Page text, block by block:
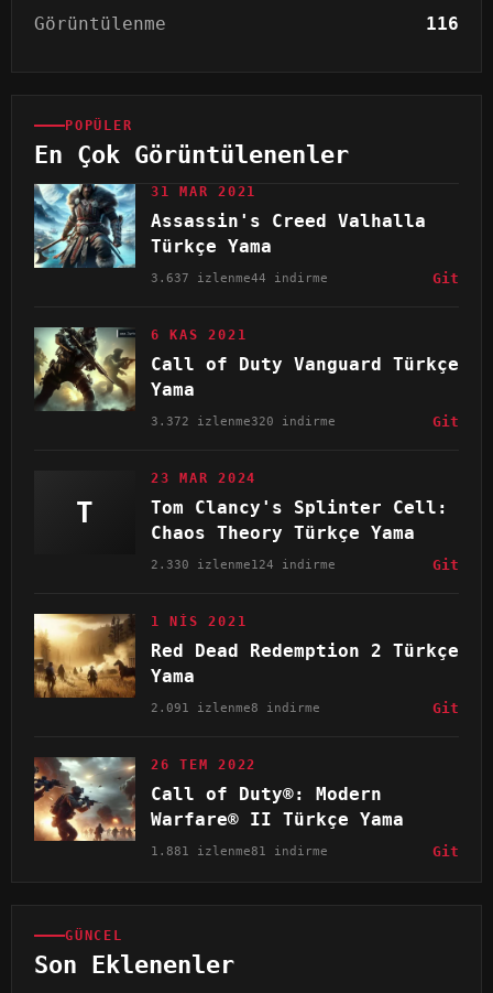
Görüntülenme 116
POPÜLER
En Çok Görüntülenenler
31 MAR 2021
Assassin's Creed Valhalla
Türkçe Yama
3.637 izlenme44 indirme Git
6 KAS 2021
Call of Duty Vanguard Türkçe
Yama
3.372 izlenme320 indirme Git
T
23 MAR 2024
Tom Clancy's Splinter Cell:
Chaos Theory Türkçe Yama
2.330 izlenme124 indirme Git
1 NIS 2021
Red Dead Redemption 2 Türkçe
Yama
2.091 izlenme8 indirme Git
26 TEM 2022
Call of Duty®: Modern
Warfare® II Türkçe Yama
1.881 izlenme81 indirme Git
GÜNCEL
Son Eklenenler